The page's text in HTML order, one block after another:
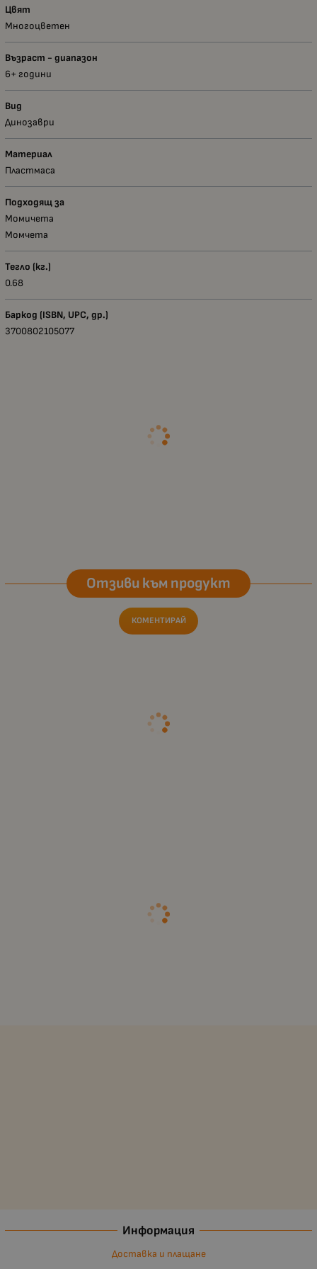
Цвят
Многоцветен
Възраст - диапазон
6+ години
Вид
Динозаври
Материал
Пластмаса
Подходящ за
Момичета
Момчета
Тегло (кг.)
0.68
Баркод (ISBN, UPC, др.)
3700802105077
Отзиви към продукт
КОМЕНТИРАЙ
Информация
Доставка и плащане